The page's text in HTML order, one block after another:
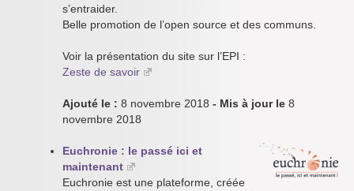
s’entraider.
Belle promotion de l’open source et des communs.
Voir la présentation du site sur l’EPI :
Zeste de savoir
Ajouté le : 8 novembre 2018 - Mis à jour le 8
novembre 2018
Euchronie : le passé ici et
maintenant
Euchronie est une plateforme, créée